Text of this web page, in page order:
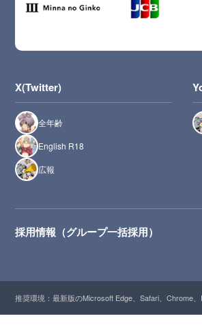
X(Twitter)
全年齢
English R18
広報
採用情報（グループ一括採用）
推奨環境：最新版のMicrosoft Edge、Safari、Chrome